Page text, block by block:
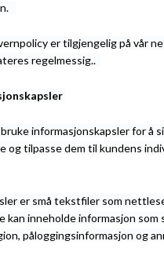
er tilgjengelig på vår
regelmessig..
informasjonskapsler for å
og tilpasse dem til kundens
er små tekstfiler som
kan inneholde informasjon som
påloggingsinformasjon og